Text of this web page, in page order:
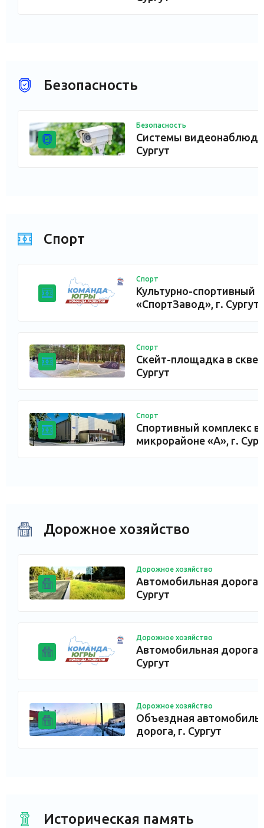
Безопасность
Безопасность
Системы
Сургут
Спорт
Спорт
Культурно-спортивный
«СпортЗавод», г. Сургут
Спорт
Скейт-площадка в
Сургут
Спорт
Спортивный комплекс в
микрорайоне «А», г.
Дорожное хозяйство
Дорожное хозяйство
Автомобильная дорога,
Сургут
Дорожное хозяйство
Автомобильная дорога,
Сургут
Дорожное хозяйство
Объездная
дорога, г. Сургут
Историческая память